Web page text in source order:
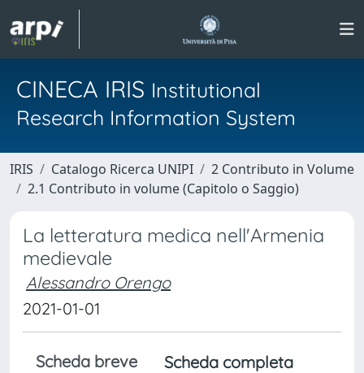
CINECA IRIS Institutional
Research Information System
IRIS Catalogo Ricerca UNIPI
2 Contributo in Volume
2.1 Contributo in volume (Capitolo o Saggio)
La letteratura medica nell'Armenia
medievale
Alessandro Orengo
2021-01-01
Scheda breve
Scheda completa